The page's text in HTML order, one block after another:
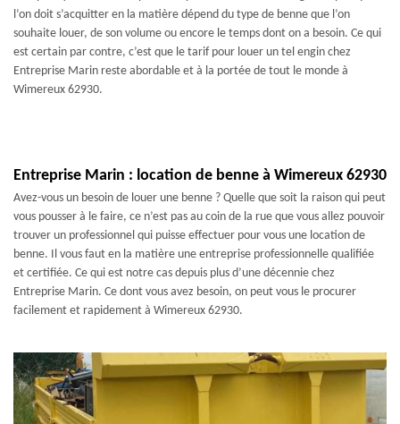
l’on doit s’acquitter en la matière dépend du type de benne que l’on
souhaite louer, de son volume ou encore le temps dont on a besoin. Ce qui
est certain par contre, c’est que le tarif pour louer un tel engin chez
Entreprise Marin reste abordable et à la portée de tout le monde à
Wimereux 62930.
Entreprise Marin : location de benne à Wimereux 62930
Avez-vous un besoin de louer une benne ? Quelle que soit la raison qui peut
vous pousser à le faire, ce n’est pas au coin de la rue que vous allez pouvoir
trouver un professionnel qui puisse effectuer pour vous une location de
benne. Il vous faut en la matière une entreprise professionnelle qualifiée
et certifiée. Ce qui est notre cas depuis plus d’une décennie chez
Entreprise Marin. Ce dont vous avez besoin, on peut vous le procurer
facilement et rapidement à Wimereux 62930.